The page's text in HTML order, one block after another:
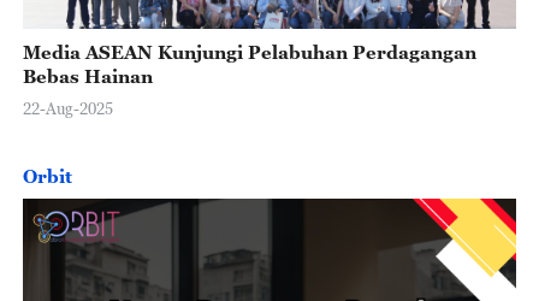
Media ASEAN Kunjungi Pelabuhan Perdagangan
Bebas Hainan
22-Aug-2025
Orbit